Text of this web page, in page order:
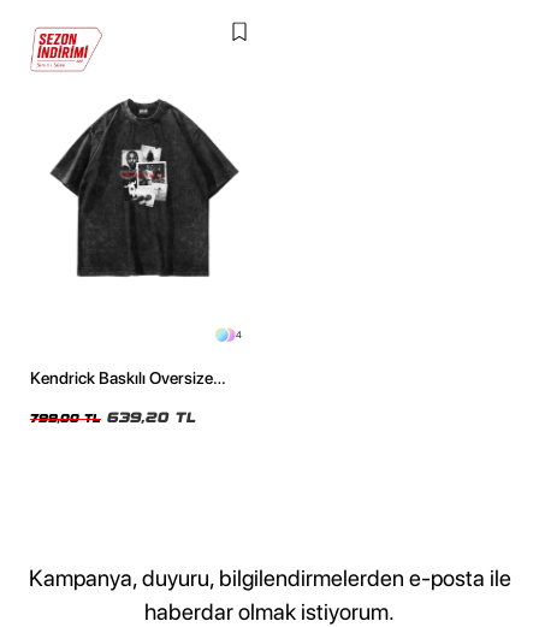
4
Kendrick Baskılı Oversize
799,00 TL 639,20 TL
Kampanya, duyuru, bilgilendirmelerden e-posta ile
haberdar olmak istiyorum.